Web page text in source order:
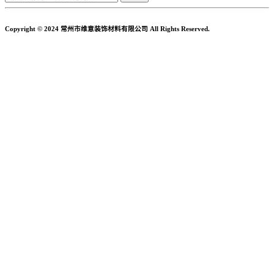
Copyright © 2024 常州市维意装饰材料有限公司 All Rights Reserved.